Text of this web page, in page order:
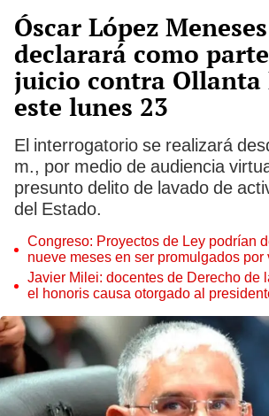
Óscar López Meneses
declarará como
juicio contra Ollanta
este lunes 23
El interrogatorio se realizará
m., por medio de audiencia
presunto delito de lavado de
del Estado.
Congreso: Proyectos de Ley podrían
nueve meses en ser promulgados
Javier Milei: docentes de Derecho de
el honoris causa otorgado al